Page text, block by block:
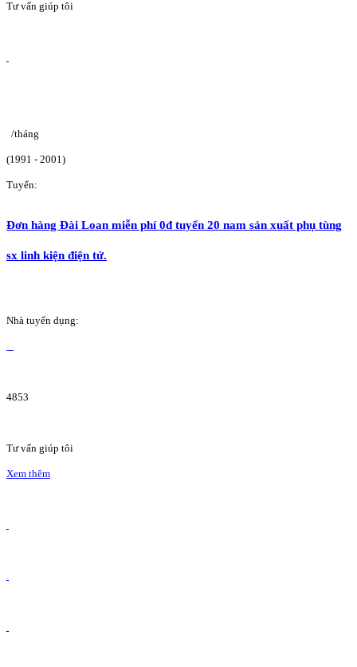
Tư vấn giúp tôi
/tháng
(1991 - 2001)
Tuyển:
Đơn hàng Đài Loan miễn phí 0đ tuyển 20 nam sản xuất phụ tùng
sx linh kiện điện tử.
Nhà tuyển dụng:
4853
Tư vấn giúp tôi
Xem thêm